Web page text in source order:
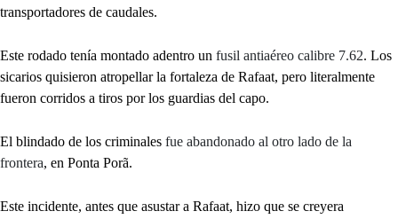
transportadores de caudales.
Este rodado tenía montado adentro un fusil antiaéreo calibre 7.62. Los
sicarios quisieron atropellar la fortaleza de Rafaat, pero literalmente
fueron corridos a tiros por los guardias del capo.
El blindado de los criminales fue abandonado al otro lado de la
frontera, en Ponta Porã.
Este incidente, antes que asustar a Rafaat, hizo que se creyera